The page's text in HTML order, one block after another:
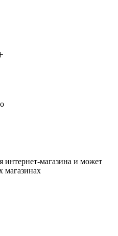
интернет-магазина и может
магазинах